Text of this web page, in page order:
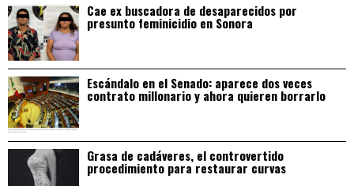
Cae ex buscadora de desaparecidos por
presunto feminicidio en Sonora
Escándalo en el Senado: aparece dos veces
contrato millonario y ahora quieren borrarlo
Grasa de cadáveres, el controvertido
procedimiento para restaurar curvas